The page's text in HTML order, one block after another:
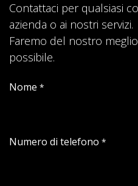
Contattaci per qualsiasi
azienda o ai nostri servizi.
Faremo del nostro
possibile.
Nome *
Numero di telefono *